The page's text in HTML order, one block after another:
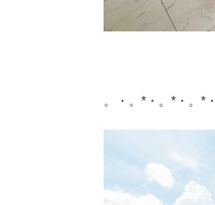
。・。*・。*・。*